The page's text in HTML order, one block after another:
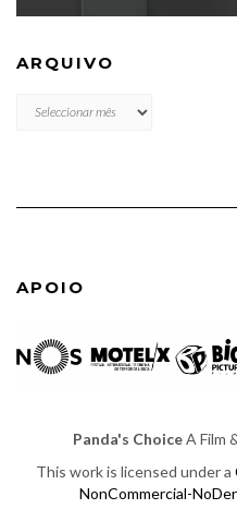
ARQUIVO
ARQUIVO
APOIO
Panda's ChoiceA Film
This work is licensed under a
NonCommercial-